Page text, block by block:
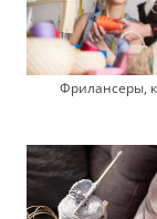
Фрилансеры,